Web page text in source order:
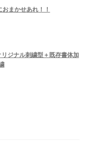
まかせあれ！！
リジナル刺繍型＋既存書体加